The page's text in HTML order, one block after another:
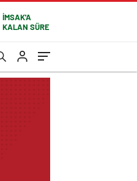
İMSAK'A
KALAN SÜRE